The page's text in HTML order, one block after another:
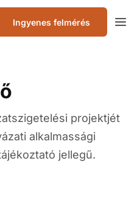
Ingyenes felmérés
projektjét
alkalmassági
jellegű.